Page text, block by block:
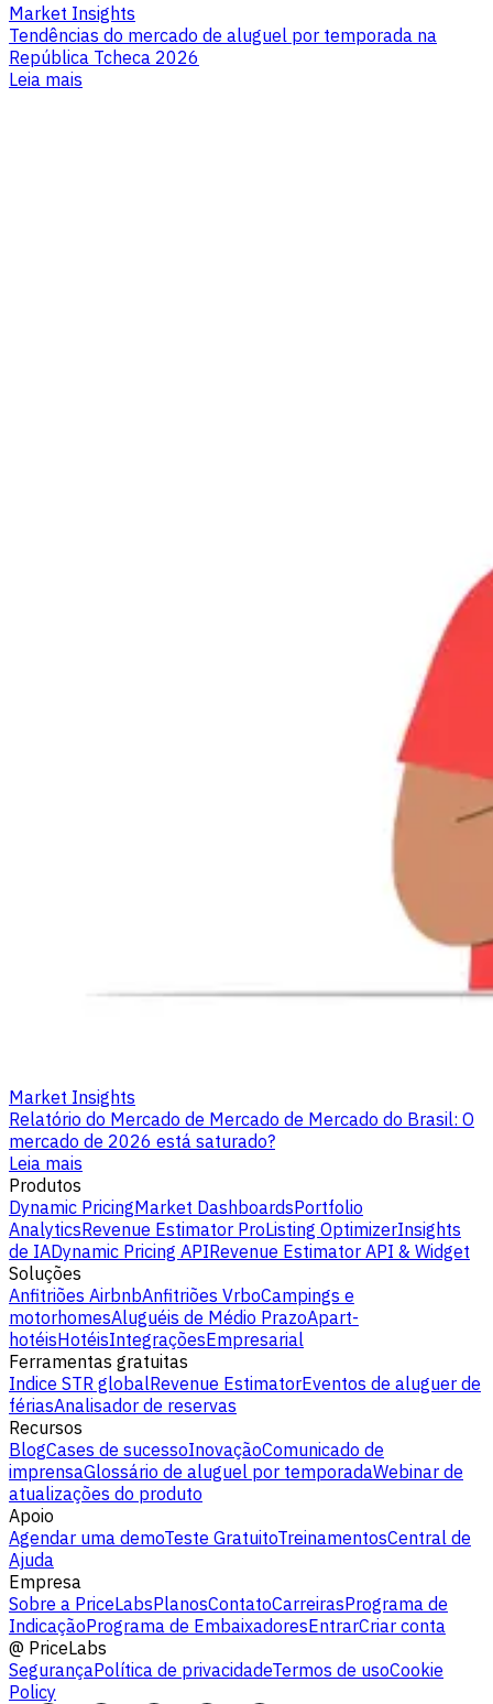
Market Insights
Tendências do mercado de aluguel por temporada na
República Tcheca 2026
Leia mais
Market Insights
Relatório do Mercado de Mercado de Mercado do Brasil: O
mercado de 2026 está saturado?
Leia mais
Produtos
Dynamic PricingMarket DashboardsPortfolio
AnalyticsRevenue Estimator ProListing OptimizerInsights
de IADynamic Pricing APIRevenue Estimator API & Widget
Soluções
Anfitriões AirbnbAnfitriões VrboCampings e
motorhomesAluguéis de Médio PrazoApart-
hotéisHotéisIntegraçõesEmpresarial
Ferramentas gratuitas
Indice STR globalRevenue EstimatorEventos de aluguer de
fériasAnalisador de reservas
Recursos
BlogCases de sucessoInovaçãoComunicado de
imprensaGlossário de aluguel por temporadaWebinar de
atualizações do produto
Apoio
Agendar uma demoTeste GratuitoTreinamentosCentral de
Ajuda
Empresa
Sobre a PriceLabsPlanosContatoCarreirasPrograma de
IndicaçãoPrograma de EmbaixadoresEntrarCriar conta
@ PriceLabs
SegurançaPolítica de privacidadeTermos de usoCookie
Policy